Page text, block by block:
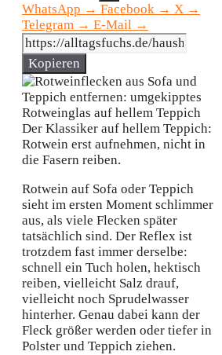
WhatsApp → Facebook → X →
Telegram → E-Mail →
Kopieren
Der Klassiker auf hellem Teppich:
Rotwein erst aufnehmen, nicht in
die Fasern reiben.
Rotwein auf Sofa oder Teppich
sieht im ersten Moment schlimmer
aus, als viele Flecken später
tatsächlich sind. Der Reflex ist
trotzdem fast immer derselbe:
schnell ein Tuch holen, hektisch
reiben, vielleicht Salz drauf,
vielleicht noch Sprudelwasser
hinterher. Genau dabei kann der
Fleck größer werden oder tiefer in
Polster und Teppich ziehen.